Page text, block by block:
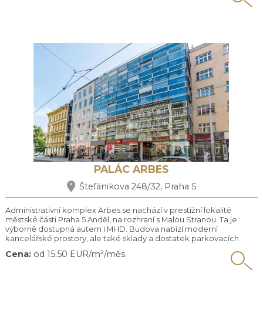
PALÁC ARBES
Štefánikova 248/32, Praha 5
Administrativní komplex Arbes se nachází v prestižní lokalitě
městské části Praha 5 Anděl, na rozhraní s Malou Stranou. Ta je
výborně dostupná autem i MHD. Budova nabízí moderní
kancelářské prostory, ale také sklady a dostatek parkovacích
míst. Nájemcům poskytuje vysoký komfort včetně neomezeného
přístupu 24/7, recepce a ostrahy. Okolí pak disponuje širokou
občanskou vybaveností. Najdeme zde restaurace, kavárny a ...
Cena: od 15.50 EUR/m²/měs.